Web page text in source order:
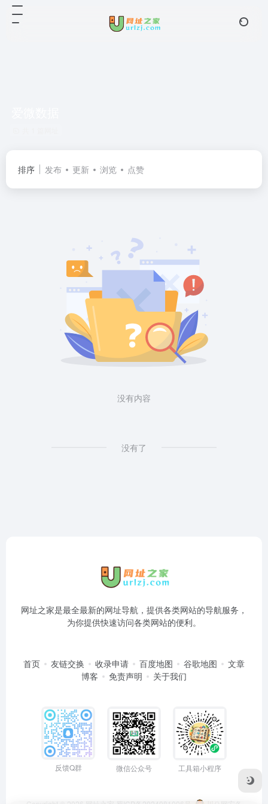
排序 发布 更新 浏览 点赞
没有内容
没有了
网址之家是最全最新的网址导航，提供各类网站的导航服务，
为你提供快速访问各类网站的便利。
首页 友链交换 收录申请 百度地图 谷歌地图
文章
博客
免责声明 关于我们
反馈Q群 微信公众号 工具箱小程序